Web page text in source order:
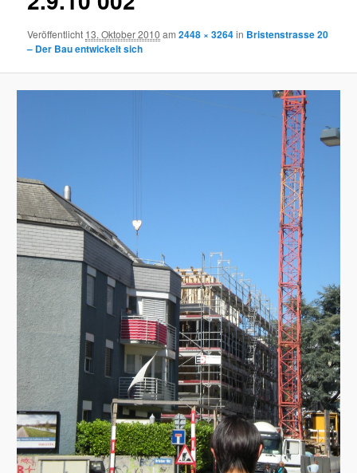
Veröffentlicht 13. Oktober 2010 am2448 × 3264in Bristenstrasse 20
– Der Bau entwickelt sich